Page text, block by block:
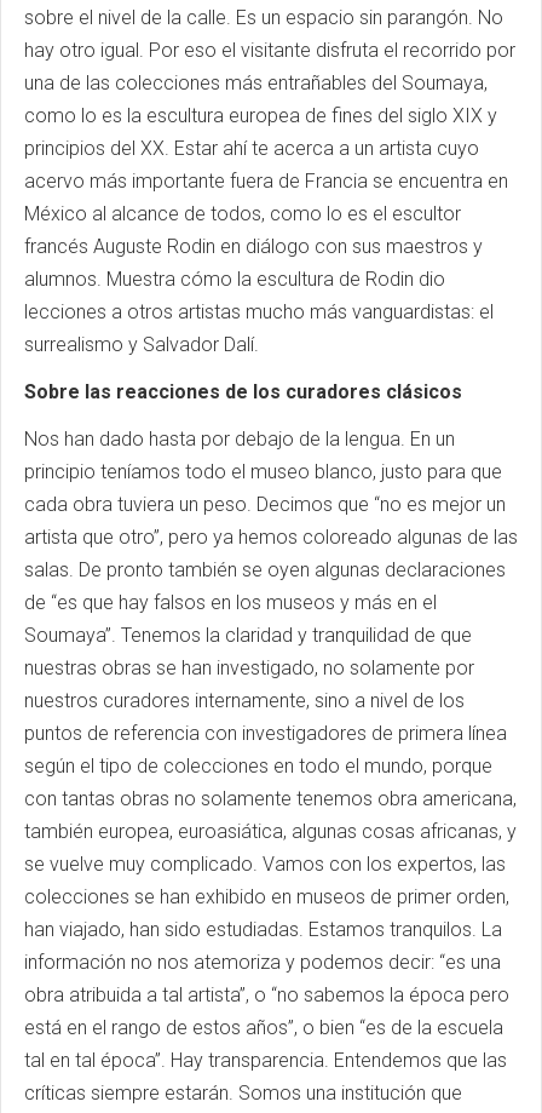
sobre el nivel de la calle. Es un espacio sin parangón. No
hay otro igual. Por eso el visitante disfruta el recorrido por
una de las colecciones más entrañables del Soumaya,
como lo es la escultura europea de fines del siglo XIX y
principios del XX. Estar ahí te acerca a un artista cuyo
acervo más importante fuera de Francia se encuentra en
México al alcance de todos, como lo es el escultor
francés Auguste Rodin en diálogo con sus maestros y
alumnos. Muestra cómo la escultura de Rodin dio
lecciones a otros artistas mucho más vanguardistas: el
surrealismo y Salvador Dalí.
Sobre las reacciones de los curadores clásicos
Nos han dado hasta por debajo de la lengua. En un
principio teníamos todo el museo blanco, justo para que
cada obra tuviera un peso. Decimos que “no es mejor un
artista que otro”, pero ya hemos coloreado algunas de las
salas. De pronto también se oyen algunas declaraciones
de “es que hay falsos en los museos y más en el
Soumaya”. Tenemos la claridad y tranquilidad de que
nuestras obras se han investigado, no solamente por
nuestros curadores internamente, sino a nivel de los
puntos de referencia con investigadores de primera línea
según el tipo de colecciones en todo el mundo, porque
con tantas obras no solamente tenemos obra americana,
también europea, euroasiática, algunas cosas africanas, y
se vuelve muy complicado. Vamos con los expertos, las
colecciones se han exhibido en museos de primer orden,
han viajado, han sido estudiadas. Estamos tranquilos. La
información no nos atemoriza y podemos decir: “es una
obra atribuida a tal artista”, o “no sabemos la época pero
está en el rango de estos años”, o bien “es de la escuela
tal en tal época”. Hay transparencia. Entendemos que las
críticas siempre estarán. Somos una institución que